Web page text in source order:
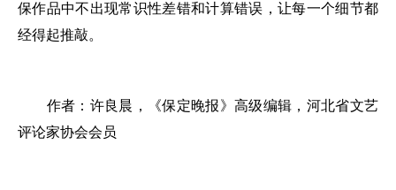
保作品中不出现常识性差错和计算错误，让每一个细节都
经得起推敲。
作者：许良晨，《保定晚报》高级编辑，河北省文艺
评论家协会会员